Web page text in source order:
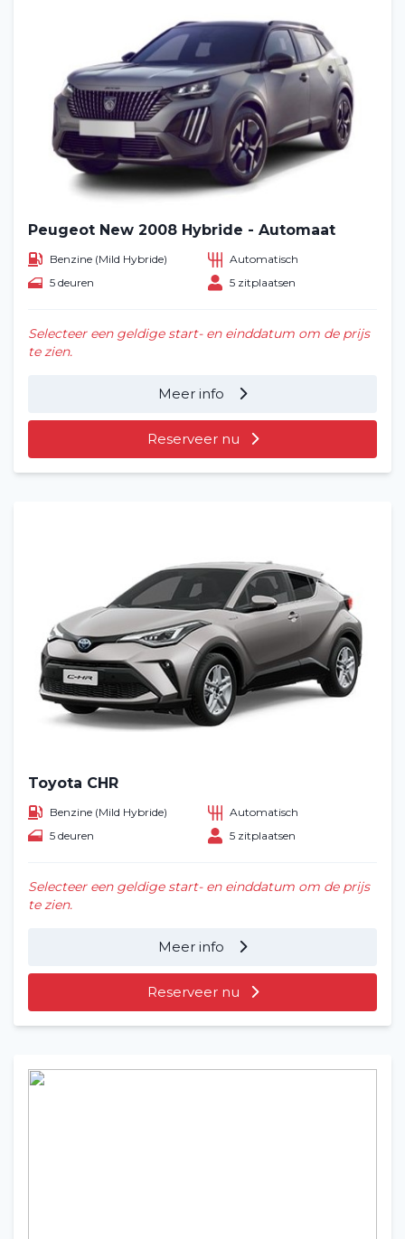
Peugeot New 2008 Hybride - Automaat
Benzine (Mild Hybride)
Automatisch
5 deuren
5 zitplaatsen
Selecteer een geldige start- en einddatum om de prijs
te zien.
Meer info
Reserveer nu
Toyota CHR
Benzine (Mild Hybride)
Automatisch
5 deuren
5 zitplaatsen
Selecteer een geldige start- en einddatum om de prijs
te zien.
Meer info
Reserveer nu